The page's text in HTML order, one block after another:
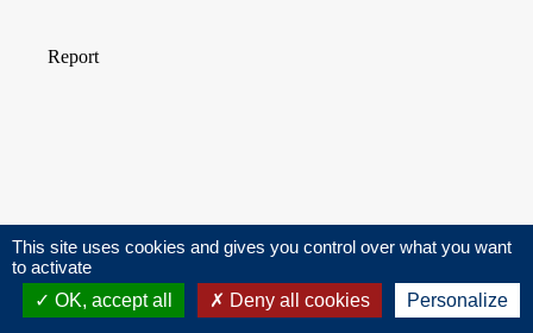
This site uses cookies and gives you control over what you want
to activate
OK, accept all
Deny all cookies Personalize